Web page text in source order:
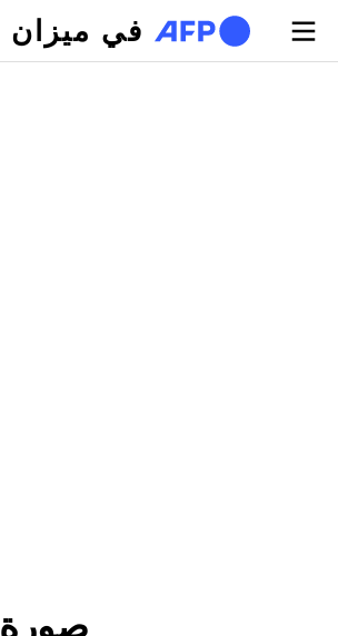
تجاوز إلى المحتوى الرئيسي
في
التبويبات الأساسية
صورة